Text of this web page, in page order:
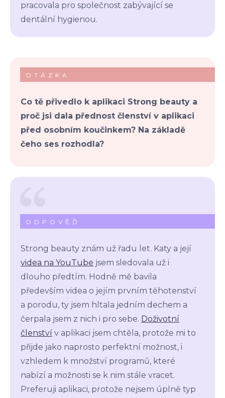
pracovala pro společnost zabývající se
dentální hygienou.
OTÁZKA
Co tě přivedlo k aplikaci Strong beauty a
proč jsi dala přednost členství v aplikaci
před osobním koučinkem? Na základě
čeho ses rozhodla?
ODPOVĚĎ
Strong beauty znám už řadu let. Katy a její
videa na YouTube jsem sledovala už i
dlouho předtím. Hodně mě bavila
především videa o jejím prvním těhotenství
a porodu, ty jsem hltala jedním dechem a
čerpala jsem z nich i pro sebe. Doživotní
členství v aplikaci jsem chtěla, protože mi to
přijde jako naprosto perfektní možnost, i
vzhledem k množství programů, které
nabízí a možnosti se k nim stále vracet.
Preferuji aplikaci, protože nejsem úplně typ